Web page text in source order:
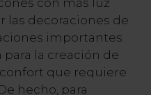
con más luz
las decoraciones de
importantes
la creación de
que requiere
hecho, para